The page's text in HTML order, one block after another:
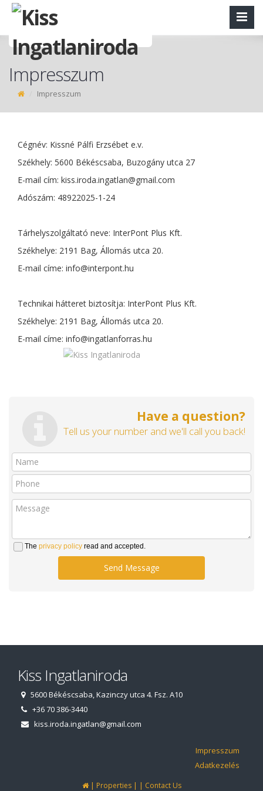
Impresszum
Impresszum
Cégnév: Kissné Pálfi Erzsébet e.v.
Székhely: 5600 Békéscsaba, Buzogány utca 27
E-mail cím: kiss.iroda.ingatlan@gmail.com
Adószám: 48922025-1-24
Tárhelyszolgáltató neve: InterPont Plus Kft.
Székhelye: 2191 Bag, Állomás utca 20.
E-mail címe: info@interpont.hu
Technikai hátteret biztosítja: InterPont Plus Kft.
Székhelye: 2191 Bag, Állomás utca 20.
E-mail címe: info@ingatlanforras.hu
Have a question?
Tell us your number and we'll call you back!
The privacy policy read and accepted.
Send Message
Kiss Ingatlaniroda
5600 Békéscsaba, Kazinczy utca 4. Fsz. A10
+36 70 386-3440
kiss.iroda.ingatlan@gmail.com
Impresszum
Adatkezelés
| Properties| | Contact Us